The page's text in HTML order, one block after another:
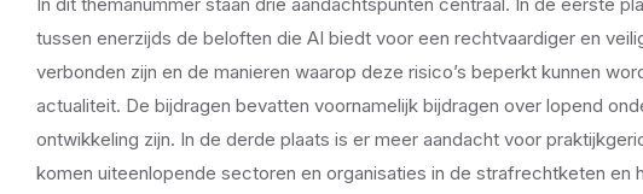
In dit themanummer staan drie aandachtspunten centraal. In de eerste
tussen enerzijds de beloften die AI biedt voor een rechtvaardiger en
verbonden zijn en de manieren waarop deze risico’s beperkt kunnen
actualiteit. De bijdragen bevatten voornamelijk bijdragen over lopend
ontwikkeling zijn. In de derde plaats is er meer aandacht voor
komen uiteenlopende sectoren en organisaties in de strafrechtketen en